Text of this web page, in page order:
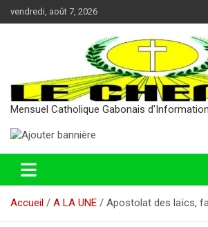
au
vendredi, août 7, 2026
Mensuel Catholique Gabonais
Accueil A LA UNE Apostolat des laïcs,